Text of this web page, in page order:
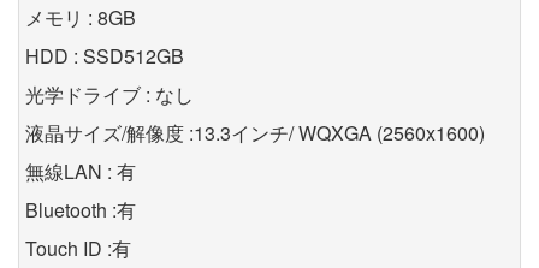
メモリ : 8GB
HDD : SSD512GB
光学ドライブ : なし
液晶サイズ/解像度 :13.3インチ/ WQXGA (2560x1600)
無線LAN : 有
Bluetooth :有
Touch ID :有